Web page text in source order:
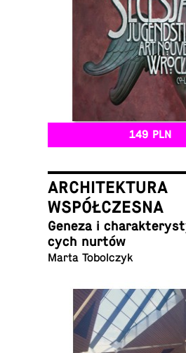
149 PLN
ARCHITEKTURA
WSPÓŁCZESNA
Geneza i
cych nurtów
Marta Tobolczyk